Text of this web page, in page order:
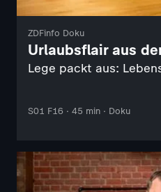
ZDFinfo Doku
Urlaubsflair aus
Lege packt aus:
S01 F16 · 45 min · Doku